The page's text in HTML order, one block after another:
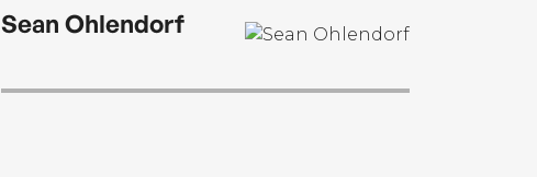
Sean Ohlendorf